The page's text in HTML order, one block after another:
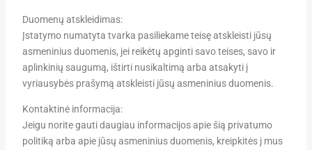
Duomenų atskleidimas:
Įstatymo numatyta tvarka pasiliekame teisę atskleisti jūsų
asmeninius duomenis, jei reikėtų apginti savo teises, savo ir
aplinkinių saugumą, ištirti nusikaltimą arba atsakyti į
vyriausybės prašymą atskleisti jūsų asmeninius duomenis.
Kontaktinė informacija:
Jeigu norite gauti daugiau informacijos apie šią privatumo
politiką arba apie jūsų asmeninius duomenis, kreipkitės į mus